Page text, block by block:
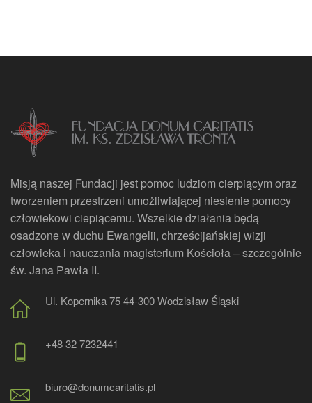
Misją naszej Fundacji jest pomoc ludziom cierpiącym oraz
tworzeniem przestrzeni umożliwiającej niesienie pomocy
człowiekowi ciepiącemu. Wszelkie działania będą
osadzone w duchu Ewangelii, chrześcijańskiej wizji
człowieka i nauczania magisterium Kościoła – szczególnie
św. Jana Pawła II.
Ul. Kopernika 75 44-300 Wodzisław Śląski
+48 32 7232441
biuro@donumcaritatis.pl